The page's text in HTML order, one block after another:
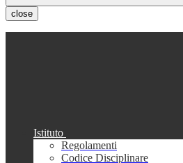
close
Istituto
Regolamenti
Codice Disciplinare